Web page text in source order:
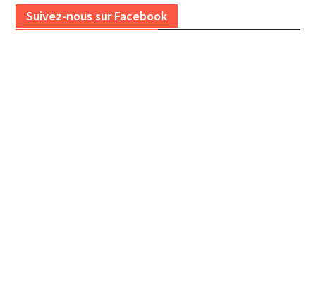
Suivez-nous sur Facebook